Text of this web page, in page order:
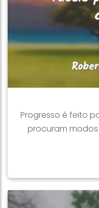
Progresso é feito
procuram